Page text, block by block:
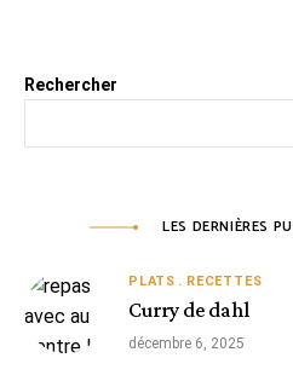
Rechercher
LES DERNIÈRES
PLATS RECETTES
Curry de dahl
décembre 6, 2025